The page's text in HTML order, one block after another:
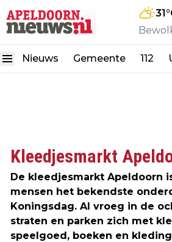
31
Nieuws Gemeente 112
Kleedjesmarkt
De kleedjesmarkt Apeldoorn
mensen het bekendste
Koningsdag. Al vroeg in de
straten en parken zich met
speelgoed, boeken en